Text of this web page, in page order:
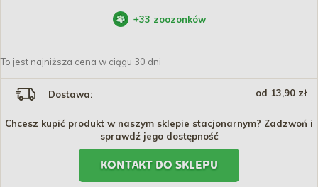
+33 zoozonków
To jest najniższa cena w ciągu 30 dni
Dostawa: od 13,90 zł
Chcesz kupić produkt w naszym sklepie stacjonarnym? Zadzwoń i
sprawdź jego dostępność
KONTAKT DO SKLEPU